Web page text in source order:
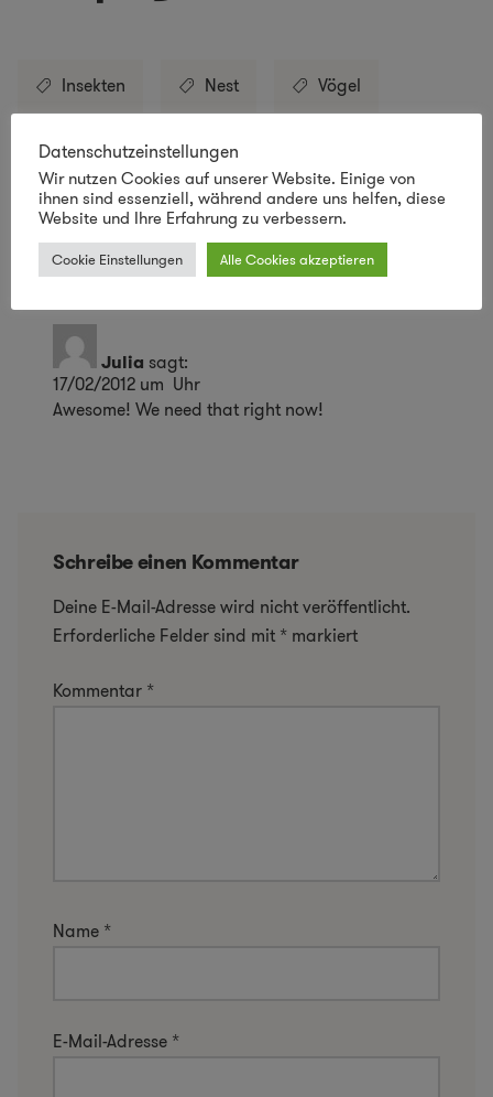
Insekten Nest Vögel
Vogelhaus
1 Kommentar
Julia sagt:
17/02/2012 um Uhr
Awesome! We need that right now!
Schreibe einen Kommentar
Deine E-Mail-Adresse wird nicht veröffentlicht.
Erforderliche Felder sind mit * markiert
Kommentar *
Name *
E-Mail-Adresse *
Datenschutzeinstellungen
Wir nutzen Cookies auf unserer Website. Einige von
ihnen sind essenziell, während andere uns helfen, diese
Website und Ihre Erfahrung zu verbessern.
Cookie Einstellungen Alle Cookies akzeptieren